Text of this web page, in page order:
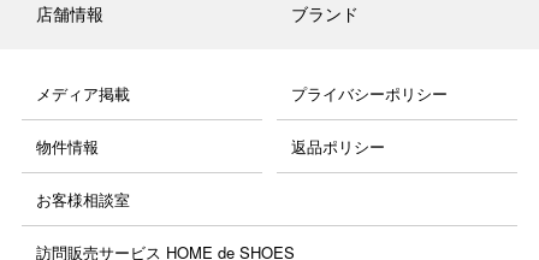
店舗情報 ブランド
メディア掲載 プライバシーポリシー
物件情報 返品ポリシー
お客様相談室
訪問販売サービス HOME de SHOES